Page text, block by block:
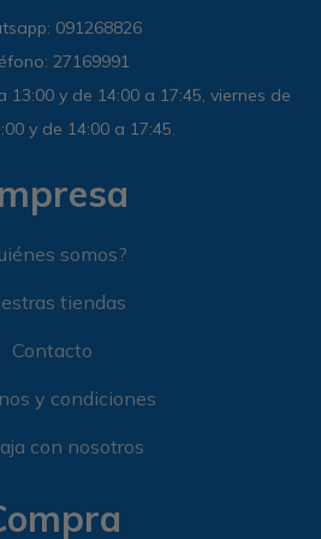
091268826
27169991
13:00 y de 14:00 a 17:45, viernes de
y de 14:00 a 17:45.
somos?
tiendas
Contacto
y condiciones
con nosotros